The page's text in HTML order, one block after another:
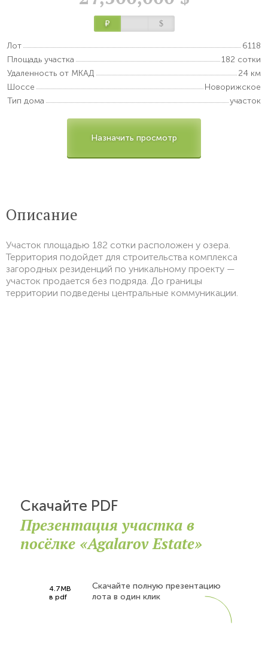
Р $
Лот
6118
Площадь участка
182 сотки
Удаленность от МКАД
24 км
Шоссе
Новорижское
Тип дома
участок
Назначить просмотр
Описание
Участок площадью 182 сотки расположен у озера.
Территория подойдет для строительства комплекса
загородных резиденций по уникальному проекту —
участок продается без подряда. До границы
территории подведены центральные коммуникации.
Скачайте PDF
Презентация участка в
посёлке «Agalarov Estate»
4.7MB
в pdf
Скачайте полную презентацию
лота в один клик